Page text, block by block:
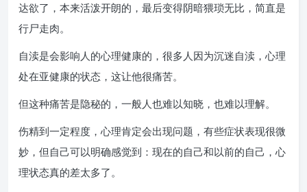
达欲了，本来活泼开朗的，最后变得阴暗猥琐无比，简直是
行尸走肉。
自渎是会影响人的心理健康的，很多人因为沉迷自渎，心理
处在亚健康的状态，这让他很痛苦。
但这种痛苦是隐秘的，一般人也难以知晓，也难以理解。
伤精到一定程度，心理肯定会出现问题，有些症状表现很微
妙，但自己可以明确感觉到：现在的自己和以前的自己，心
理状态真的差太多了。